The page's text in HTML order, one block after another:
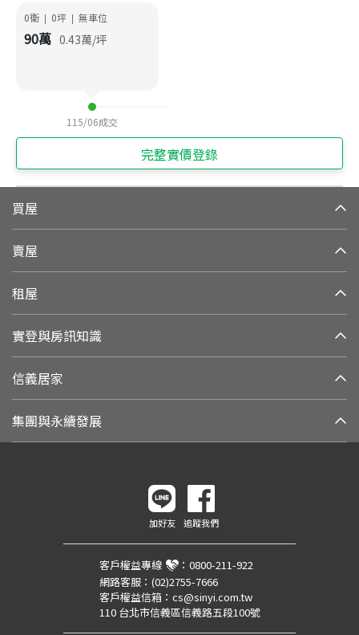
0衛 | 0坪 | 無車位
90萬 0.43萬/坪
115/06成交
完整實價登錄
買屋
賣屋
租屋
實登與房訊知識
信義居家
集團與永續發展
加好友 追蹤我們
客戶權益專線 ： 0800-211-922
網路客服： (02)2755-7666
客戶權益信箱： cs@sinyi.com.tw
110 台北市信義區信義路五段100號